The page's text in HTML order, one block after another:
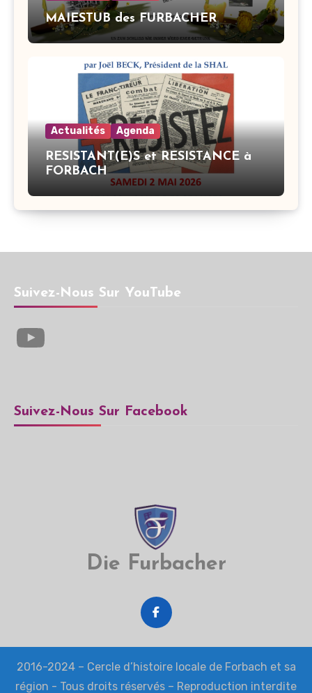
MAIESTUB des FURBACHER
Actualités Agenda
RESISTANT(E)S et RESISTANCE à
FORBACH
Suivez-Nous Sur YouTube
Suivez-Nous Sur Facebook
Die Furbacher
2016-2024 – Cercle d’histoire locale de Forbach et sa
région - Tous droits réservés – Reproduction interdite